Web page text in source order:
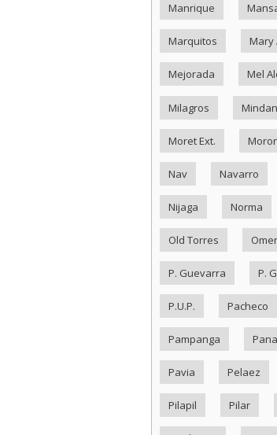
Manrique
Marquitos Mary
Mejorada Mel
Milagros
Moret Ext.
Nav Navarro
Nijaga Norma
Old Torres
P. Guevarra P.
P.U.P. Pacheco
Pampanga
Pavia Pelaez
Pilapil Pilar